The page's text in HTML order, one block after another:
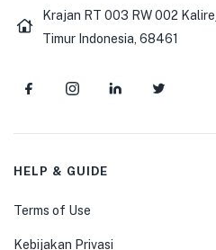
Krajan RT 003 RW 002
Timur Indonesia, 68461
HELP & GUIDE
Terms of Use
Kebijakan Privasi